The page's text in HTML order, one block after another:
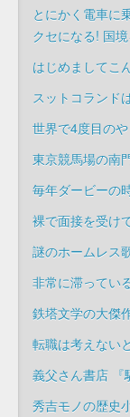
とにかく電車に
クセになる! 国
はじめましてこ
スットコランド
世界で4度目の
東京競馬場の南
毎年ダービーの
裸で面接を受け
謎のホームレス
非常に滞ってい
鉄塔文学の大傑
転職は考えない
義父さん書店 『
秀吉モノの歴史